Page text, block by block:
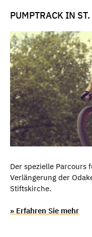
PUMPTRACK IN
Der spezielle Parcours
Verlängerung der
Stiftskirche.
» Erfahren Sie mehr